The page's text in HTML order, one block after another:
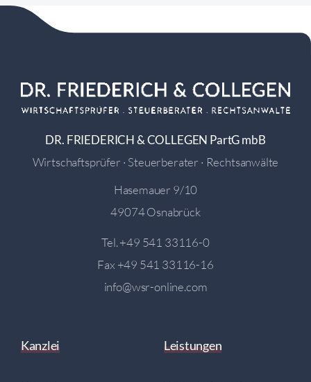
DR. FRIEDERICH & COLLEGEN PartG mbB
Wirtschaftsprüfer · Steuerberater · Rechtsanwälte
Hasemauer 9/10
49074 Osnabrück
Tel.+49 541 33116-0
Fax +49 541 33116-16
info@wsr-online.com
Kanzlei Leistungen